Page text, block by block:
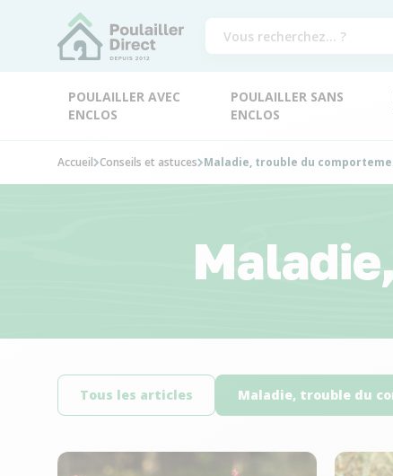
POULAILLER AVEC
ENCLOS
POULAILLER SANS
ENCLOS
Accueil Conseils et astuces Maladie, trouble du
Tous les articles Maladie, trouble du